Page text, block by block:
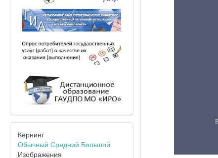
Кернинг
Обычный Средний Большой
Изображения